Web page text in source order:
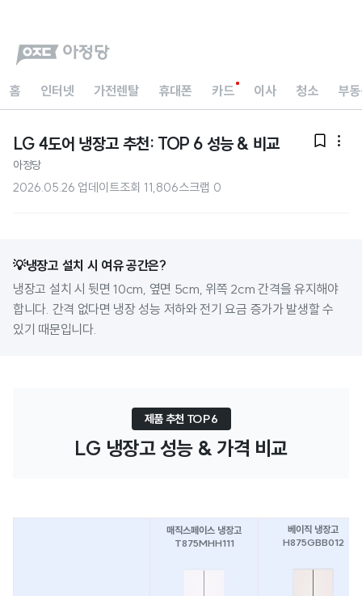
홈 인터넷 가전렌탈 휴대폰 카드 이사 청소 부
LG 4도어 냉장고 추천: TOP 6 성능 & 비교  
아정당
2026.05.26 업데이트조회 11,806스크랩 0
💡냉장고 설치 시 여유 공간은?
냉장고 설치 시 뒷면 10cm, 옆면 5cm, 위쪽 2cm 간격을 유지해야
합니다. 간격 없다면 냉장 성능 저하와 전기 요금 증가가 발생할 수
있기 때문입니다.
제품 추천 TOP6
LG 냉장고 성능 & 가격 비교
매직스페이스 냉장고
T875MHH111
베이직 냉장고
H875GBB012